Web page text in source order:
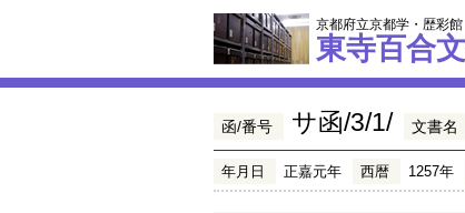
京都府立京都学・歴彩館
東寺百合
函/番号 サ函/3/1/ 文書名
年月日 正嘉元年 西暦 1257年